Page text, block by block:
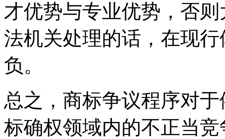
才优势与专业优势，否
法机关处理的话，在现
负。
总之，商标争议程序对
标确权领域内的不正当